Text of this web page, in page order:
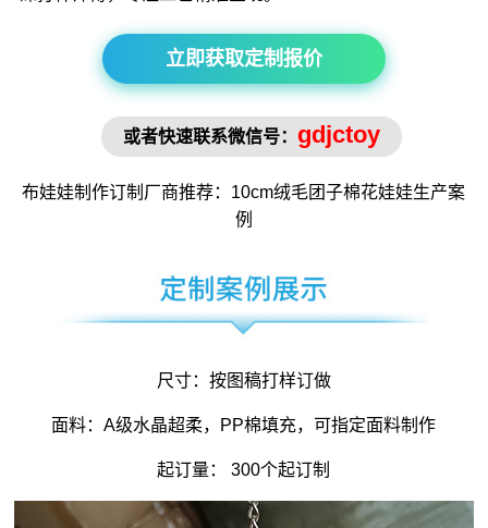
立即获取定制报价
或者快速联系微信号： gdjctoy
布娃娃制作订制厂商推荐：10cm绒毛团子棉花娃娃生产案
例
尺寸：按图稿打样订做
面料：A级水晶超柔，PP棉填充，可指定面料制作
起订量： 300个起订制